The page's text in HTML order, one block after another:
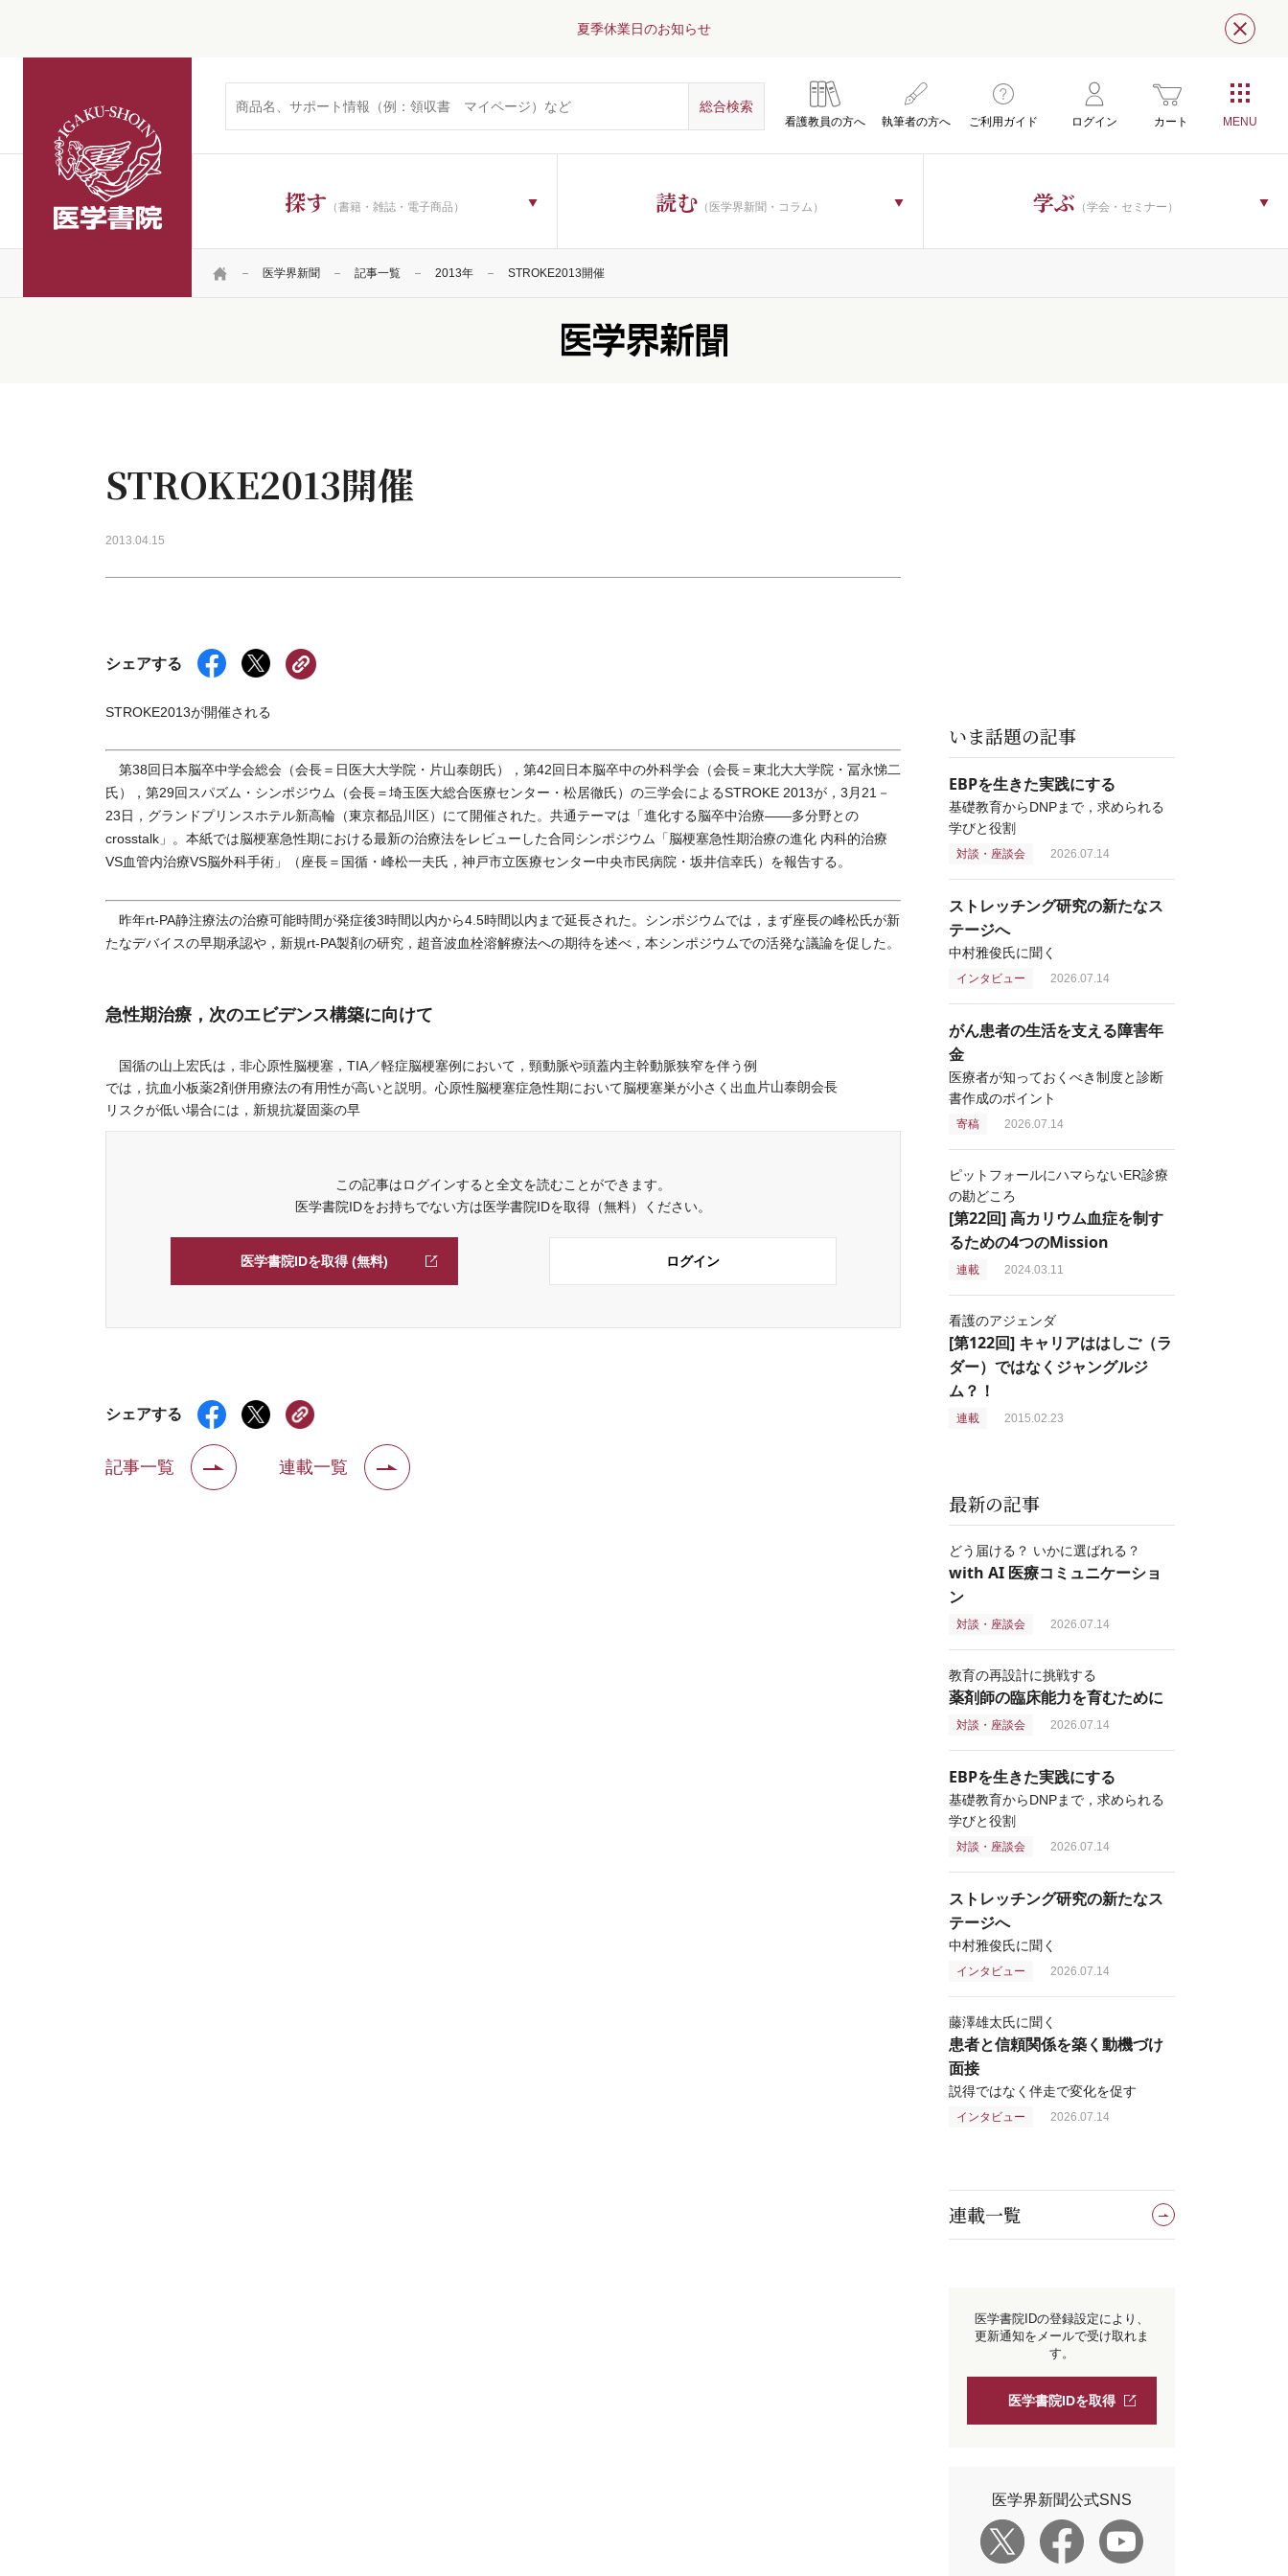
夏季休業日のお知らせ 閉じ
看護教員の方へ 執筆者の方へ ご利用ガイド ログイン カート
探す （書籍・雑誌・電子商品） 読む （医学界新聞・コラム） 学ぶ （学会・セミナー）
HOME 医学界新聞 記事一覧 2013年 STROKE2013開催
STROKE2013開催
2013.04.15
シェアする
STROKE2013が開催される
第38回日本脳卒中学会総会（会長＝日医大大学院・片山泰朗氏），第42回日本脳卒中の外科学会（会長＝東北大大学院・冨永悌二
氏），第29回スパズム・シンポジウム（会長＝埼玉医大総合医療センター・松居徹氏）の三学会によるSTROKE 2013が，3月21－
23日，グランドプリンスホテル新高輪（東京都品川区）にて開催された。共通テーマは「進化する脳卒中治療――多分野との
crosstalk」。本紙では脳梗塞急性期における最新の治療法をレビューした合同シンポジウム「脳梗塞急性期治療の進化 内科的治療
VS血管内治療VS脳外科手術」（座長＝国循・峰松一夫氏，神戸市立医療センター中央市民病院・坂井信幸氏）を報告する。
昨年rt-PA静注療法の治療可能時間が発症後3時間以内から4.5時間以内まで延長された。シンポジウムでは，まず座長の峰松氏が新
たなデバイスの早期承認や，新規rt-PA製剤の研究，超音波血栓溶解療法への期待を述べ，本シンポジウムでの活発な議論を促した。
急性期治療，次のエビデンス構築に向けて
片山泰朗会長
国循の山上宏氏は，非心原性脳梗塞，TIA／軽症脳梗塞例において，頸動脈や頭蓋内主幹動脈狭窄を伴う例
では，抗血小板薬2剤併用療法の有用性が高いと説明。心原性脳梗塞症急性期において脳梗塞巣が小さく出血
リスクが低い場合には，新規抗凝固薬の早
この記事はログインすると全文を読むことができます。
医学書院IDをお持ちでない方は医学書院IDを取得（無料）ください。
医学書院IDを取得 (無料) ログイン
シェアする
記事一覧 連載一覧
いま話題の記事
EBPを生きた実践にする
基礎教育からDNPまで，求められる
学びと役割
対談・座談会 2026.07.14
ストレッチング研究の新たなス
テージへ
中村雅俊氏に聞く
インタビュー 2026.07.14
がん患者の生活を支える障害年
金
医療者が知っておくべき制度と診断
書作成のポイント
寄稿 2026.07.14
ピットフォールにハマらないER診療
の勘どころ
[第22回] 高カリウム血症を制す
るための4つのMission
連載 2024.03.11
看護のアジェンダ
[第122回] キャリアははしご（ラ
ダー）ではなくジャングルジ
ム？！
連載 2015.02.23
最新の記事
どう届ける？ いかに選ばれる？
with AI 医療コミュニケーショ
ン
対談・座談会 2026.07.14
教育の再設計に挑戦する
薬剤師の臨床能力を育むために
対談・座談会 2026.07.14
EBPを生きた実践にする
基礎教育からDNPまで，求められる
学びと役割
対談・座談会 2026.07.14
ストレッチング研究の新たなス
テージへ
中村雅俊氏に聞く
インタビュー 2026.07.14
藤澤雄太氏に聞く
患者と信頼関係を築く動機づけ
面接
説得ではなく伴走で変化を促す
インタビュー 2026.07.14
連載一覧
医学書院IDの登録設定により、
更新通知をメールで受け取れま
す。
医学書院IDを取得
医学界新聞公式SNS